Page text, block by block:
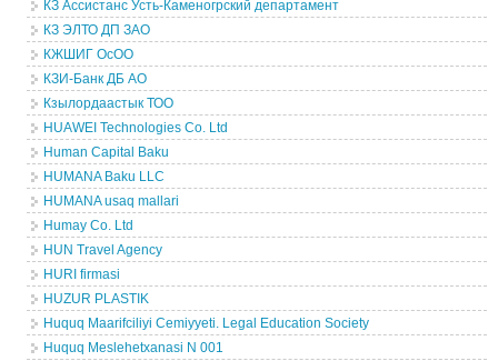
КЗ Ассистанс Усть-Каменогрский департамент
КЗ ЭЛТО ДП ЗАО
КЖШИГ ОсОО
КЗИ-Банк ДБ АО
Кзылордаастык ТОО
HUAWEI Technologies Co. Ltd
Human Capital Baku
HUMANA Baku LLC
HUMANA usaq mallari
Humay Co. Ltd
HUN Travel Agency
HURI firmasi
HUZUR PLASTIK
Huquq Maarifciliyi Cemiyyeti. Legal Education Society
Huquq Meslehetxanasi N 001